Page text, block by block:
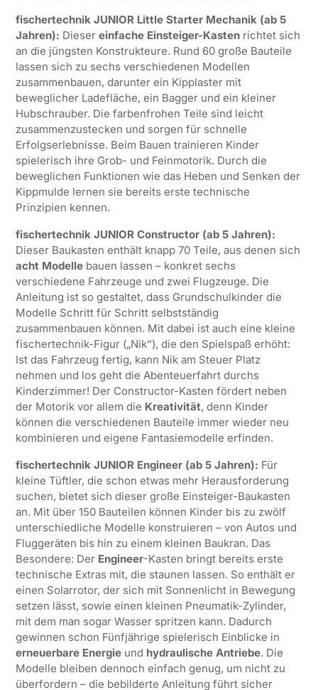
fischertechnik JUNIOR Little Starter Mechanik (ab 5
Jahren): Dieser einfache Einsteiger-Kastenrichtet sich
an die jüngsten Konstrukteure. Rund 60 große Bauteile
lassen sich zu sechs verschiedenen Modellen
zusammenbauen, darunter ein Kipplaster mit
beweglicher Ladefläche, ein Bagger und ein kleiner
Hubschrauber. Die farbenfrohen Teile sind leicht
zusammenzustecken und sorgen für schnelle
Erfolgserlebnisse. Beim Bauen trainieren Kinder
spielerisch ihre Grob- und Feinmotorik. Durch die
beweglichen Funktionen wie das Heben und Senken der
Kippmulde lernen sie bereits erste technische
Prinzipien kennen.
fischertechnik JUNIOR Constructor (ab 5 Jahren):
Dieser Baukasten enthält knapp 70 Teile, aus denen sich
acht Modellebauen lassen – konkret sechs
verschiedene Fahrzeuge und zwei Flugzeuge. Die
Anleitung ist so gestaltet, dass Grundschulkinder die
Modelle Schritt für Schritt selbstständig
zusammenbauen können. Mit dabei ist auch eine kleine
fischertechnik-Figur („Nik“), die den Spielspaß erhöht:
Ist das Fahrzeug fertig, kann Nik am Steuer Platz
nehmen und los geht die Abenteuerfahrt durchs
Kinderzimmer! Der Constructor-Kasten fördert neben
der Motorik vor allem die Kreativität, denn Kinder
können die verschiedenen Bauteile immer wieder neu
kombinieren und eigene Fantasiemodelle erfinden.
fischertechnik JUNIOR Engineer (ab 5 Jahren): Für
kleine Tüftler, die schon etwas mehr Herausforderung
suchen, bietet sich dieser große Einsteiger-Baukasten
an. Mit über 150 Bauteilen können Kinder bis zu zwölf
unterschiedliche Modelle konstruieren – von Autos und
Fluggeräten bis hin zu einem kleinen Baukran. Das
Besondere: Der Engineer-Kasten bringt bereits erste
technische Extras mit, die staunen lassen. So enthält er
einen Solarrotor, der sich mit Sonnenlicht in Bewegung
setzen lässt, sowie einen kleinen Pneumatik-Zylinder,
mit dem man sogar Wasser spritzen kann. Dadurch
gewinnen schon Fünfjährige spielerisch Einblicke in
erneuerbare Energieund hydraulische Antriebe. Die
Modelle bleiben dennoch einfach genug, um nicht zu
überfordern – die bebilderte Anleitung führt sicher